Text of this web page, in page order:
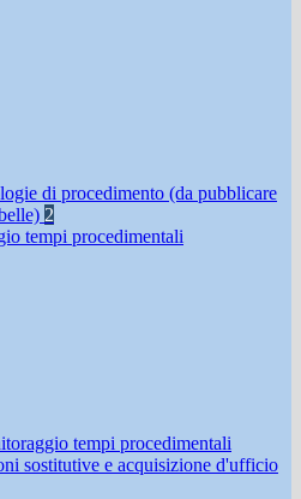
di procedimento (da pubblicare
2
tempi procedimentali
tempi procedimentali
sostitutive e acquisizione d'ufficio